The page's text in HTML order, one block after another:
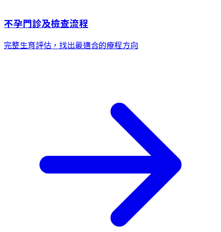
不孕門診及檢查流程
完整生育評估，找出最適合的療程方向